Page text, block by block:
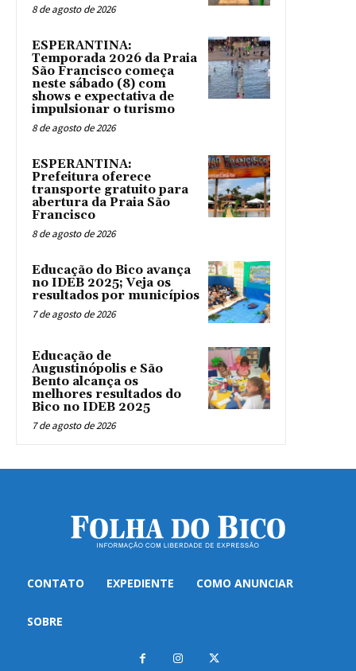
8 de agosto de 2026
ESPERANTINA:
Temporada 2026 da Praia
São Francisco começa
neste sábado (8) com
shows e expectativa de
impulsionar o turismo
8 de agosto de 2026
ESPERANTINA:
Prefeitura oferece
transporte gratuito para
abertura da Praia São
Francisco
8 de agosto de 2026
Educação do Bico avança
no IDEB 2025; Veja os
resultados por municípios
7 de agosto de 2026
Educação de
Augustinópolis e São
Bento alcança os
melhores resultados do
Bico no IDEB 2025
7 de agosto de 2026
CONTATO EXPEDIENTE COMO ANUNCIAR
SOBRE